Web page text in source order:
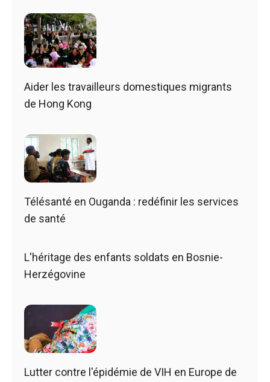
Aider les travailleurs domestiques migrants
de Hong Kong
Télésanté en Ouganda : redéfinir les services
de santé
L'héritage des enfants soldats en Bosnie-
Herzégovine
Lutter contre l'épidémie de VIH en Europe de